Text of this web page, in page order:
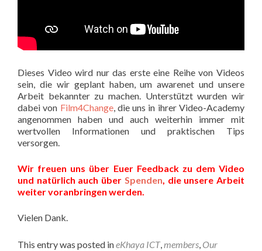
Dieses Video wird nur das erste eine Reihe von Videos
sein, die wir geplant haben, um awarenet und unsere
Arbeit bekannter zu machen. Unterstützt wurden wir
dabei von Film4Change, die uns in ihrer Video-Academy
angenommen haben und auch weiterhin immer mit
wertvollen Informationen und praktischen Tips
versorgen.
Wir freuen uns über Euer Feedback zu dem Video
und natürlich auch über Spenden, die unsere Arbeit
weiter voranbringen werden.
Vielen Dank.
This entry was posted ineKhaya ICT,members, Our